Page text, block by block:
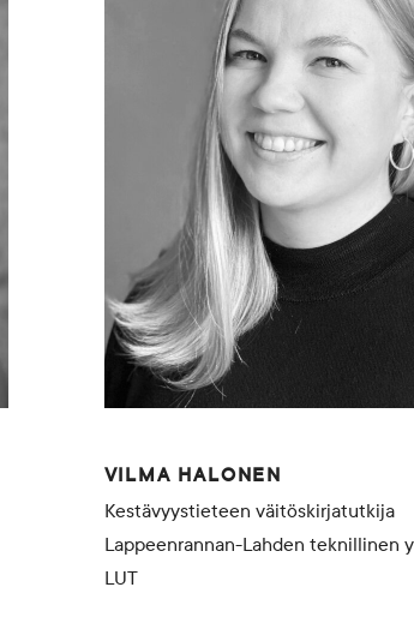
VILMA HALONEN
Kestävyystieteen väitöskirjatutkija
Lappeenrannan-Lahden teknillinen
LUT